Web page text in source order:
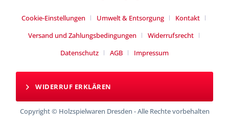
Cookie-Einstellungen Umwelt & Entsorgung
Kontakt
Versand und Zahlungsbedingungen
Widerrufsrecht
Datenschutz
AGB Impressum
WIDERRUF ERKLÄREN
Copyright © Holzspielwaren Dresden - Alle Rechte vorbehalten